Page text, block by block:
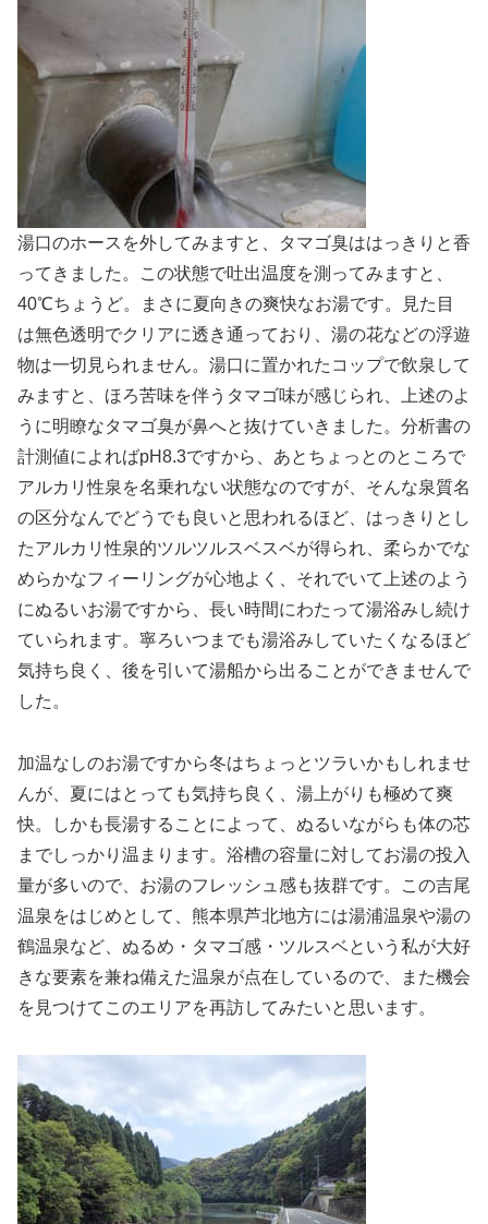
湯口のホースを外してみますと、タマゴ臭ははっきりと香
ってきました。この状態で吐出温度を測ってみますと、
40℃ちょうど。まさに夏向きの爽快なお湯です。見た目
は無色透明でクリアに透き通っており、湯の花などの浮遊
物は一切見られません。湯口に置かれたコップで飲泉して
みますと、ほろ苦味を伴うタマゴ味が感じられ、上述のよ
うに明瞭なタマゴ臭が鼻へと抜けていきました。分析書の
計測値によればpH8.3ですから、あとちょっとのところで
アルカリ性泉を名乗れない状態なのですが、そんな泉質名
の区分なんでどうでも良いと思われるほど、はっきりとし
たアルカリ性泉的ツルツルスベスベが得られ、柔らかでな
めらかなフィーリングが心地よく、それでいて上述のよう
にぬるいお湯ですから、長い時間にわたって湯浴みし続け
ていられます。寧ろいつまでも湯浴みしていたくなるほど
気持ち良く、後を引いて湯船から出ることができませんで
した。
加温なしのお湯ですから冬はちょっとツラいかもしれませ
んが、夏にはとっても気持ち良く、湯上がりも極めて爽
快。しかも長湯することによって、ぬるいながらも体の芯
までしっかり温まります。浴槽の容量に対してお湯の投入
量が多いので、お湯のフレッシュ感も抜群です。この吉尾
温泉をはじめとして、熊本県芦北地方には湯浦温泉や湯の
鶴温泉など、ぬるめ・タマゴ感・ツルスベという私が大好
きな要素を兼ね備えた温泉が点在しているので、また機会
を見つけてこのエリアを再訪してみたいと思います。